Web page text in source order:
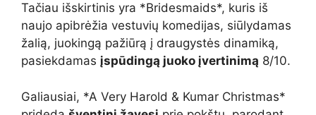
Tačiau išskirtinis yra *Bridesmaids*, kuris iš
naujo apibrėžia vestuvių komedijas, siūlydamas
žalią, juokingą pažiūrą į draugystės dinamiką,
pasiekdamas įspūdingą juoko įvertinimą 8/10.
Galiausiai, *A Very Harold & Kumar Christmas*